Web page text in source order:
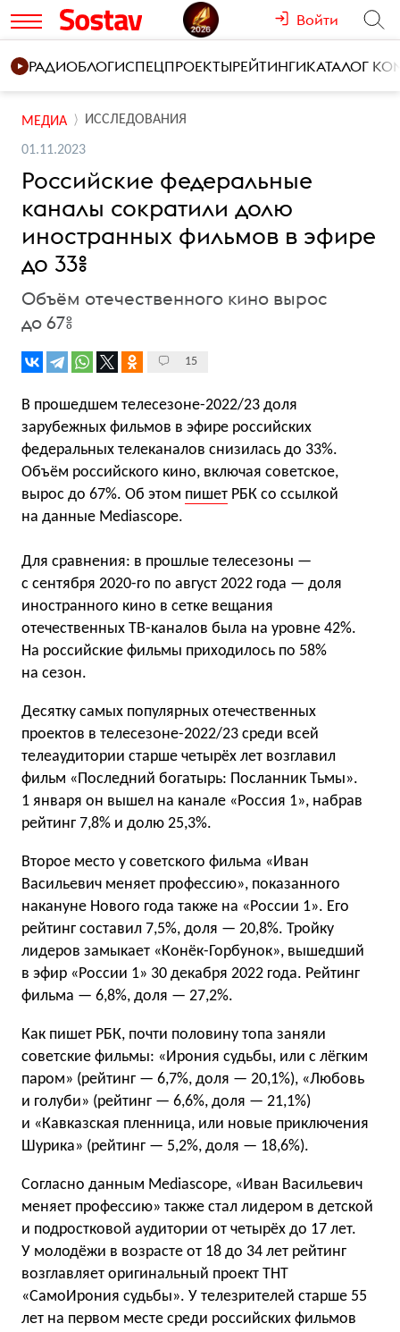
Войти
РАДИОБЛОГИСПЕЦПРОЕКТЫРЕЙТИНГИКАТАЛОГ
МЕДИА ИССЛЕДОВАНИЯ
01.11.2023
Российские федеральные
каналы сократили долю
иностранных фильмов в эфире
до 33%
Объём отечественного кино вырос
до 67%
15
В прошедшем телесезоне-2022/23 доля
зарубежных фильмов в эфире российских
федеральных телеканалов снизилась до 33%.
Объём российского кино, включая советское,
вырос до 67%. Об этом пишет РБК со ссылкой
на данные Mediascope.
Для сравнения: в прошлые телесезоны —
с сентября 2020-го по август 2022 года — доля
иностранного кино в сетке вещания
отечественных ТВ-каналов была на уровне 42%.
На российские фильмы приходилось по 58%
на сезон.
Десятку самых популярных отечественных
проектов в телесезоне-2022/23 среди всей
телеаудитории старше четырёх лет возглавил
фильм «Последний богатырь: Посланник Тьмы».
1 января он вышел на канале «Россия 1», набрав
рейтинг 7,8% и долю 25,3%.
Второе место у советского фильма «Иван
Васильевич меняет профессию», показанного
накануне Нового года также на «России 1». Его
рейтинг составил 7,5%, доля — 20,8%. Тройку
лидеров замыкает «Конёк-Горбунок», вышедший
в эфир «России 1» 30 декабря 2022 года. Рейтинг
фильма — 6,8%, доля — 27,2%.
Как пишет РБК, почти половину топа заняли
советские фильмы: «Ирония судьбы, или с лёгким
паром» (рейтинг — 6,7%, доля — 20,1%), «Любовь
и голуби» (рейтинг — 6,6%, доля — 21,1%)
и «Кавказская пленница, или новые приключения
Шурика» (рейтинг — 5,2%, доля — 18,6%).
Согласно данным Mediascope, «Иван Васильевич
меняет профессию» также стал лидером в детской
и подростковой аудитории от четырёх до 17 лет.
У молодёжи в возрасте от 18 до 34 лет рейтинг
возглавляет оригинальный проект ТНТ
«СамоИрония судьбы». У телезрителей старше 55
лет на первом месте среди российских фильмов